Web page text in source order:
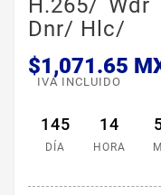
H.265/
Dnr/ Hlc/
$1,071.65
IVA INCLUIDO
145
DÍA
14
HORA